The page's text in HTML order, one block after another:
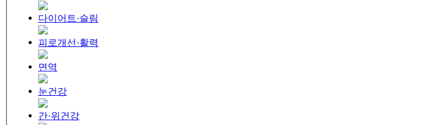
다이어트·슬림
피로개선·활력
면역
눈건강
간·위건강